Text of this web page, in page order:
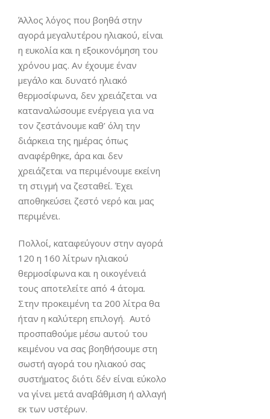
Άλλος λόγος που βοηθά στην
αγορά μεγαλυτέρου ηλιακού, είναι
η ευκολία και η εξοικονόμηση του
χρόνου μας. Αν έχουμε έναν
μεγάλο και δυνατό ηλιακό
θερμοσίφωνα, δεν χρειάζεται να
καταναλώσουμε ενέργεια για να
τον ζεστάνουμε καθ’ όλη την
διάρκεια της ημέρας όπως
αναφέρθηκε, άρα και δεν
χρειάζεται να περιμένουμε εκείνη
τη στιγμή να ζεσταθεί. Έχει
αποθηκεύσει ζεστό νερό και μας
περιμένει.
Πολλοί, καταφεύγουν στην αγορά
120 η 160 λίτρων ηλιακού
θερμοσίφωνα και η οικογένειά
τους αποτελείτε από 4 άτομα.
Στην προκειμένη τα 200 λίτρα θα
ήταν η καλύτερη επιλογή. Αυτό
προσπαθούμε μέσω αυτού του
κειμένου να σας βοηθήσουμε στη
σωστή αγορά του ηλιακού σας
συστήματος διότι δέν είναι εύκολο
να γίνει μετά αναβάθμιση ή αλλαγή
εκ των υστέρων.